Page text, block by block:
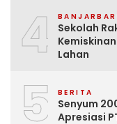
4
Sekolah
Lahan
5 BERITA
Senyum
Apresiasi